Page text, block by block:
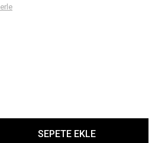
SEPETE EKLE